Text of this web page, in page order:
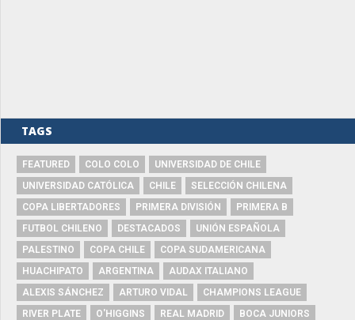
TAGS
FEATURED COLO COLO
UNIVERSIDAD DE CHILE
UNIVERSIDAD CATÓLICA
CHILE
SELECCIÓN CHILENA
COPA LIBERTADORES
PRIMERA DIVISIÓN
PRIMERA B
FUTBOL CHILENO
DESTACADOS
UNIÓN ESPAÑOLA
PALESTINO
COPA CHILE
COPA SUDAMERICANA
HUACHIPATO
ARGENTINA
AUDAX ITALIANO
ALEXIS SÁNCHEZ
ARTURO VIDAL
CHAMPIONS LEAGUE
RIVER PLATE
O'HIGGINS REAL MADRID
BOCA JUNIORS